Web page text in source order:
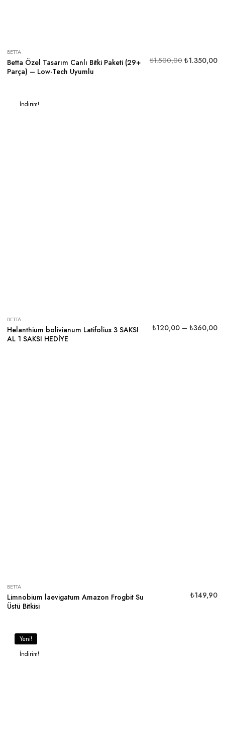
Betta Özel Tasarım Canlı Bitki Paketi (29+
Parça) – Low-Tech Uyumlu
BETTA
₺1.500,00 ₺1.350,00
İndirim!
Helanthium bolivianum Latifolius 3 SAKSI
AL 1 SAKSI HEDİYE
BETTA
₺120,00 – ₺360,00
Limnobium laevigatum Amazon Frogbit Su
Üstü Bitkisi
BETTA
₺149,90
Yeni!
İndirim!